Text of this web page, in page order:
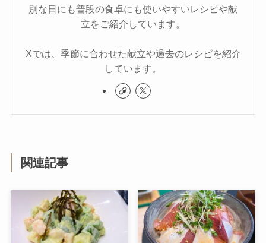
別な日にも普段の食卓にも使いやすいレシピや献
立をご紹介しています。
Xでは、季節に合わせた献立や過去のレシピを紹介
しています。
関連記事